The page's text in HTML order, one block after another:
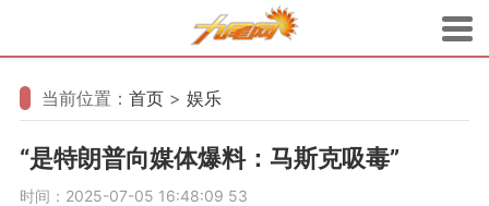
当前位置： 首页 > 娱乐
“是特朗普向媒体爆料：马斯克吸毒”
时间：2025-07-05 16:48:09 53